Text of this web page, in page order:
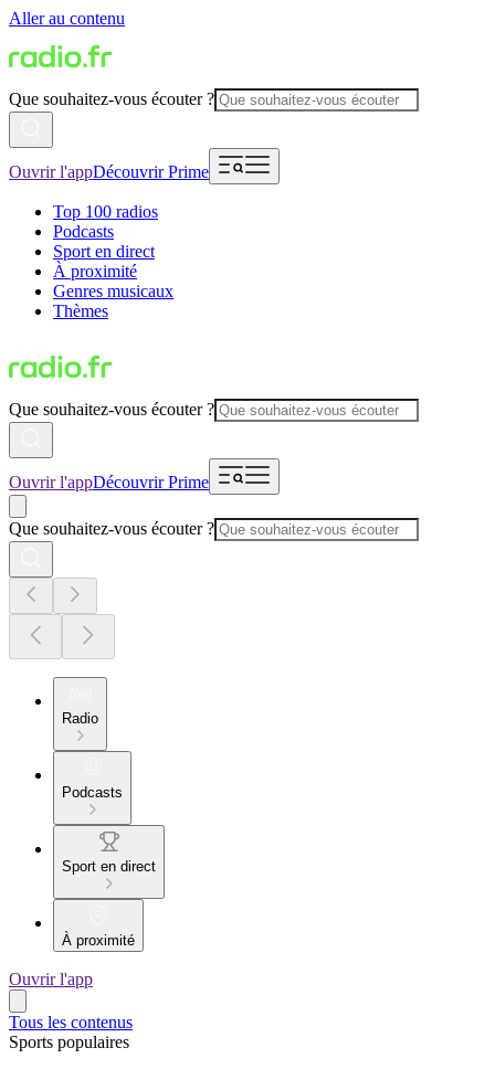
Aller au contenu
Que souhaitez-vous écouter ?
Ouvrir l'appDécouvrir Prime
Top 100 radios
Podcasts
Sport en direct
À proximité
Genres musicaux
Thèmes
Que souhaitez-vous écouter ?
Ouvrir l'appDécouvrir Prime
Que souhaitez-vous écouter ?
Radio
Podcasts
Sport en direct
À proximité
Ouvrir l'app
Tous les contenus
Sports populaires